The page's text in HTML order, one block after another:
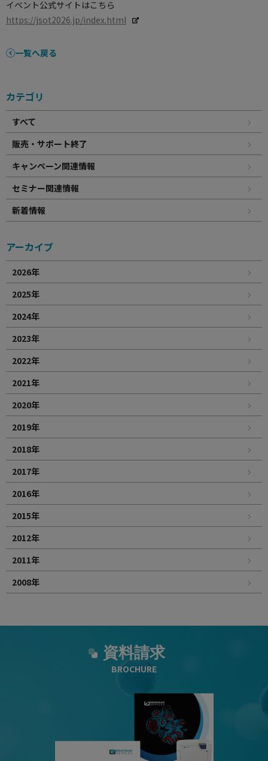
イベント公式サイトはこちら
https://jsot2026.jp/index.html
一覧へ戻る
カテゴリ
すべて
販売・サポート終了
キャンペーン関連情報
セミナー関連情報
新着情報
アーカイブ
2026年
2025年
2024年
2023年
2022年
2021年
2020年
2019年
2018年
2017年
2016年
2015年
2012年
2011年
2008年
資料請求
BROCHURE